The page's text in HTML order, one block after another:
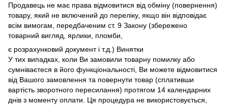
Продавець не має права відмовитися від обміну (повернення)
товару, який не включений до переліку, якщо він відповідає
всім вимогам, передбаченим ст. 9 Закону (збережено
товарний вигляд, ярлики, пломби,
є розрахунковий документ і т.д.) Винятки
У тих випадках, коли Ви замовили товарну помилку або
сумніваєтеся в його функціональності, Ви можете відмовитися
від Вашого замовлення та повернути товар (сплативши
вартість зворотного пересилання) протягом 14 календарних
днів з моменту оплати. Ця процедура не використовується,